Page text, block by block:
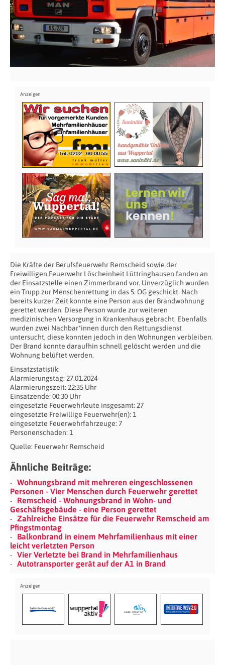
Die Kräfte der Berufsfeuerwehr Remscheid sowie der
Freiwilligen Feuerwehr Löscheinheit Lüttringhausen fanden an
der Einsatzstelle einen Zimmerbrand vor. Unverzüglich wurden
ein Trupp zur Menschenrettung in das 5. OG geschickt. Nach
bereits kurzer Zeit konnte eine Person aus der Brandwohnung
gerettet werden. Diese Person wurde zur weiteren
medizinischen Versorgung in Krankenhaus gebracht. Ebenfalls
wurden zwei Nachbar*innen durch den Rettungsdienst
untersucht, diese konnten jedoch in den Wohnungen verbleiben.
Der Brand konnte daraufhin schnell gelöscht werden und die
Wohnung belüftet werden.
Einsatzstatistik:
Alarmierungstag: 27.01.2024
Alarmierungszeit: 22:35 Uhr
Einsatzende: 00:30 Uhr
eingesetzte Feuerwehrleute insgesamt: 27
eingesetzte Freiwillige Feuerwehr(en): 1
eingesetzte Feuerwehrfahrzeuge: 7
Personenschaden: 1
Quelle: Feuerwehr Remscheid
Ähnliche Beiträge:
Wohnungsbrand mit mehreren eingeschlossenen
Personen - Vier Menschen durch Feuerwehr gerettet
Remscheid - Wohnungsbrand in Wohn- und
Geschäftsgebäude - eine Person gerettet
Zahlreiche Einsätze für die Feuerwehr Remscheid am
Pfingstmontag
Balkonbrand in einem Mehrfamilienhaus mit einer
leicht verletzten Person
Vier Verletzte bei Brand in Mehrfamilienhaus
Autotransporter gerät auf der A1 in Brand